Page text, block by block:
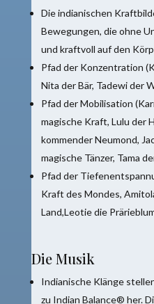
Die indianischen
Bewegungen, die ohne
und kraftvoll auf den
Pfad der Konzentration
Nita der Bär, Tadewi der
Pfad der Mobilisation
magische Kraft, Lulu der
kommender Neumond,
magische Tänzer, Tama
Pfad der
Kraft des Mondes,
Land,Leotie die
Die Musik
Indianische Klänge
zu Indian Balance® her.